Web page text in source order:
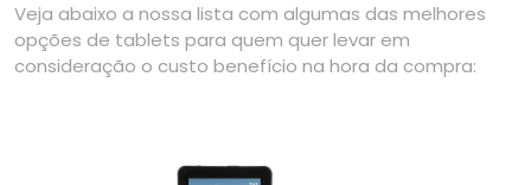
Veja abaixo a nossa lista com algumas das melhores
opções de tablets para quem quer levar em
consideração o custo benefício na hora da compra: